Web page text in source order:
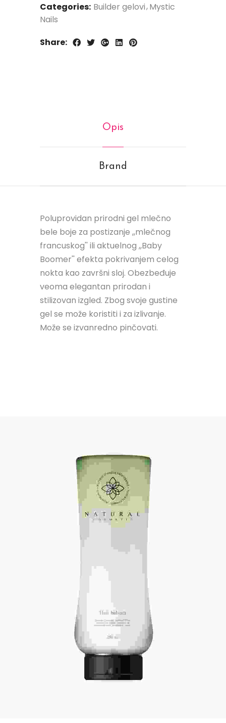
Categories: Builder gelovi Mystic
Nails
Share:
Opis
Brand
Poluprovidan prirodni gel mlečno
bele boje za postizanje ,,mlečnog
francuskog'' ili aktuelnog ,,Baby
Boomer'' efekta pokrivanjem celog
nokta kao završni sloj. Obezbeđuje
veoma elegantan prirodan i
stilizovan izgled. Zbog svoje gustine
gel se može koristiti i za izlivanje.
Može se izvanredno pinčovati.